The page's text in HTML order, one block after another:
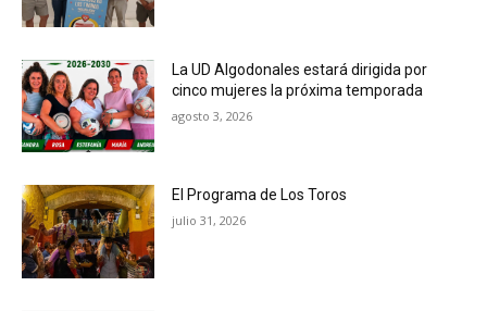
La UD Algodonales estará dirigida por
cinco mujeres la próxima temporada
agosto 3, 2026
El Programa de Los Toros
julio 31, 2026